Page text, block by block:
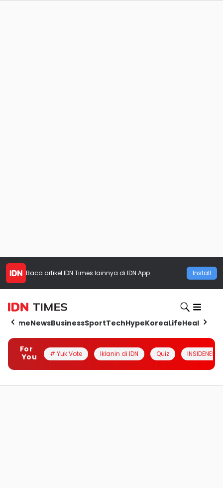
Baca artikel IDN Times lainnya di IDN App Install
HomeNewsBusinessSportTechHypeKoreaLifeHealth
For
You
# Yuk Vote Iklanin di IDN Quiz INSIDENESIA